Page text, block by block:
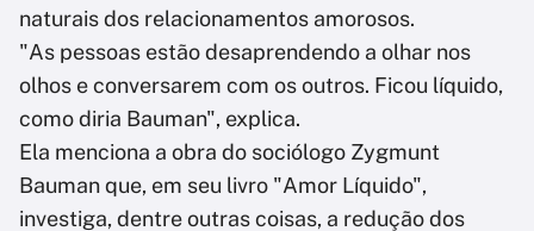
naturais dos relacionamentos amorosos.
"As pessoas estão desaprendendo a olhar nos
olhos e conversarem com os outros. Ficou líquido,
como diria Bauman", explica.
Ela menciona a obra do sociólogo Zygmunt
Bauman que, em seu livro "Amor Líquido",
investiga, dentre outras coisas, a redução dos